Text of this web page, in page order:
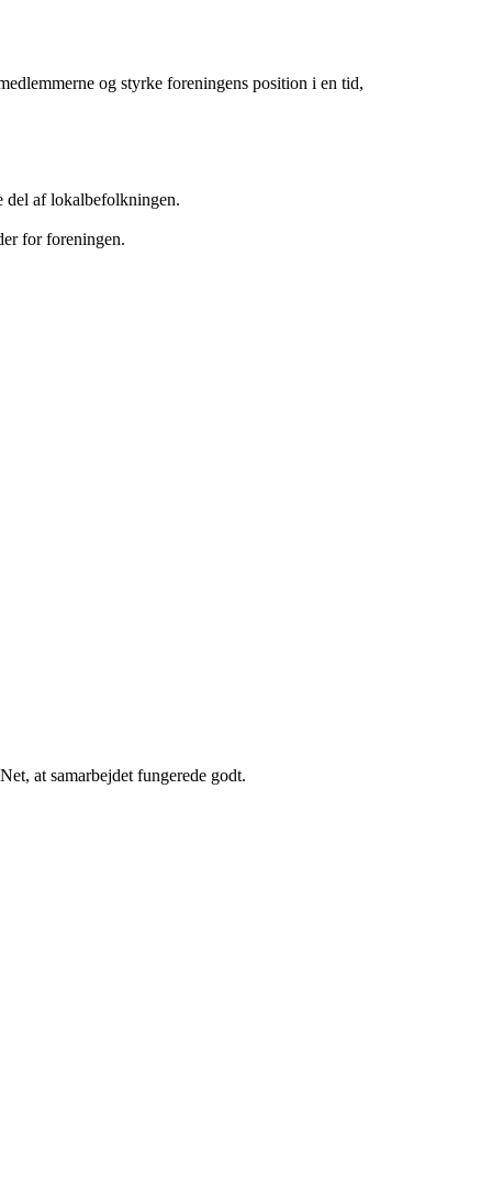
og styrke foreningens position i en tid,
del af lokalbefolkningen.
for foreningen.
at samarbejdet fungerede godt.